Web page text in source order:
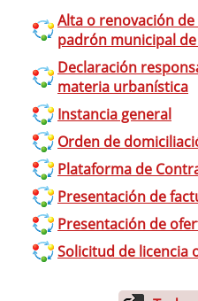
Alta o renovación
padrón municipal
Declaración
materia urbanística
Instancia general
Orden de
Plataforma de
Presentación de
Presentación de
Solicitud de licencia